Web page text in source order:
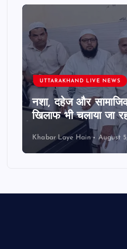
UTTARAKHAND LIVE NEWS
नशा, दहेज और
खिलाफ भी चलाया जा
Khabar Laye Hain August